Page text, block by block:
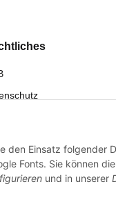
den Einsatz folgender
Fonts. Sie können
und in unserer